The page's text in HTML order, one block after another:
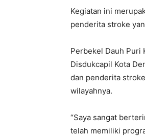
Kegiatan ini
penderita stroke
Perbekel Dauh Puri
Disdukcapil Kota
dan penderita
wilayahnya.
“Saya sangat
telah memiliki